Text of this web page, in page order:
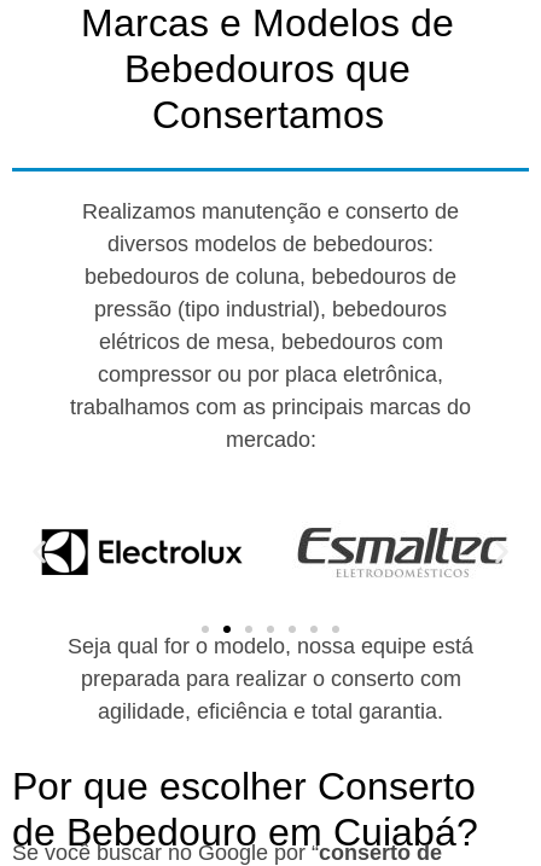
Marcas e Modelos de
Bebedouros que
Consertamos​
Realizamos manutenção e conserto de
diversos modelos de bebedouros:
bebedouros de coluna, bebedouros de
pressão (tipo industrial), bebedouros
elétricos de mesa, bebedouros com
compressor ou por placa eletrônica,
trabalhamos com as principais marcas do
mercado:
Seja qual for o modelo, nossa equipe está
preparada para realizar o conserto com
agilidade, eficiência e total garantia.
Por que escolher Conserto
de Bebedouro em Cuiabá?​
Se você buscar no Google por “conserto de